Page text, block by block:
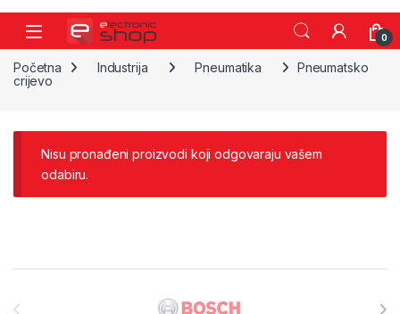
Skip to navigation
Skip to content
0
Početna Industrija Pneumatika
Pneumatsko
crijevo
Nisu pronađeni proizvodi koji odgovaraju vašem
odabiru.